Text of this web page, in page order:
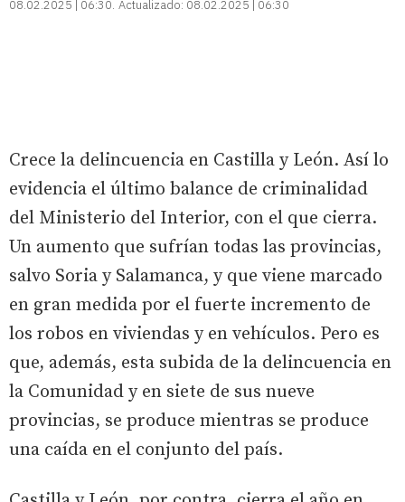
08.02.2025 | 06:30 Actualizado: 08.02.2025 | 06:30
Crece la delincuencia en Castilla y León. Así lo
evidencia el último balance de criminalidad
del Ministerio del Interior, con el que cierra.
Un aumento que sufrían todas las provincias,
salvo Soria y Salamanca, y que viene marcado
en gran medida por el fuerte incremento de
los robos en viviendas y en vehículos. Pero es
que, además, esta subida de la delincuencia en
la Comunidad y en siete de sus nueve
provincias, se produce mientras se produce
una caída en el conjunto del país.